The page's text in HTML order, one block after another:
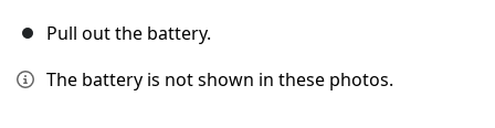
Pull out the battery.
The battery is not shown in these photos.